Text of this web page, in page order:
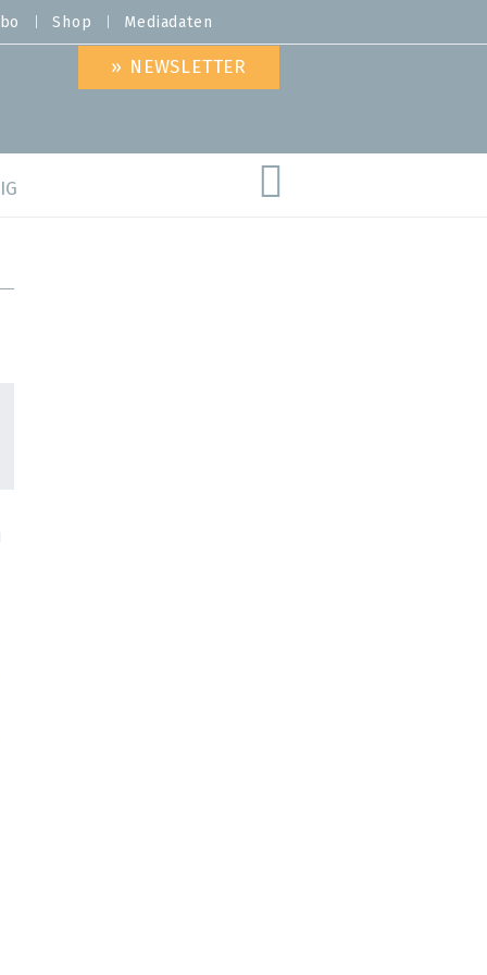
Shop Mediadaten
» NEWSLETTER